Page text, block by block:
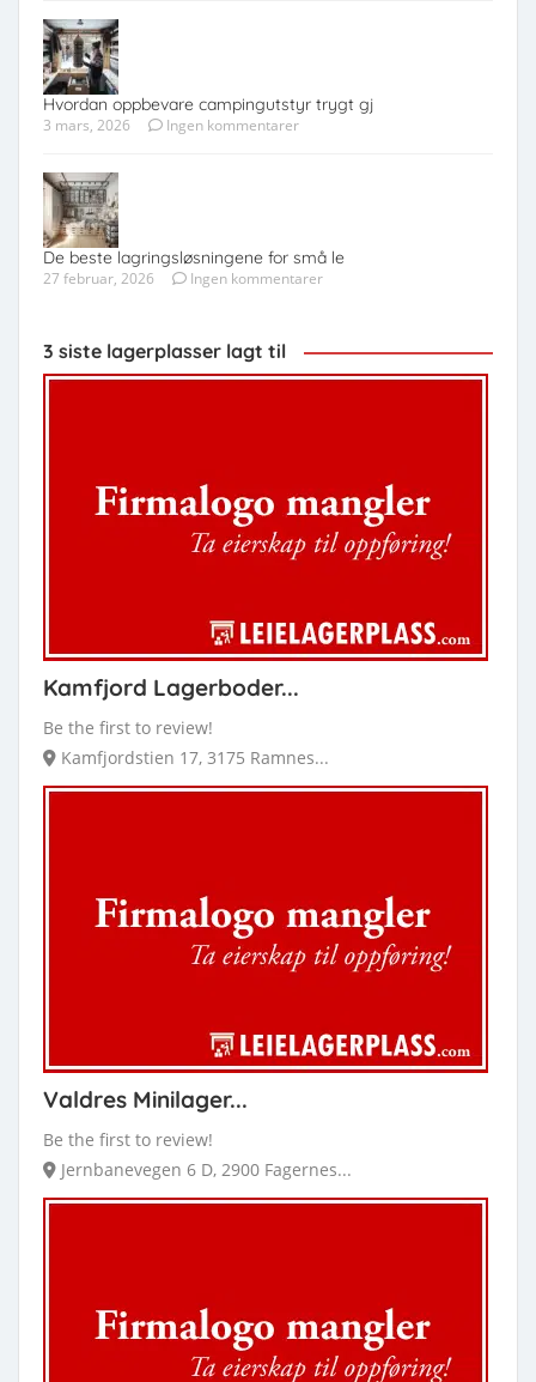
Hvordan oppbevare campingutstyr trygt gj
3 mars, 2026 Ingen kommentarer
De beste lagringsløsningene for små le
27 februar, 2026 Ingen kommentarer
3 siste lagerplasser lagt til
Kamfjord Lagerboder...
Be the first to review!
Kamfjordstien 17, 3175 Ramnes...
Valdres Minilager...
Be the first to review!
Jernbanevegen 6 D, 2900 Fagernes...